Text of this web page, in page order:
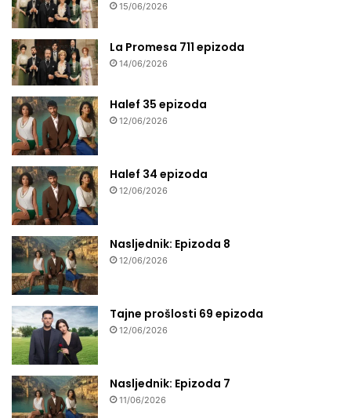
15/06/2026
La Promesa 711 epizoda
14/06/2026
Halef 35 epizoda
12/06/2026
Halef 34 epizoda
12/06/2026
Nasljednik: Epizoda 8
12/06/2026
Tajne prošlosti 69 epizoda
12/06/2026
Nasljednik: Epizoda 7
11/06/2026